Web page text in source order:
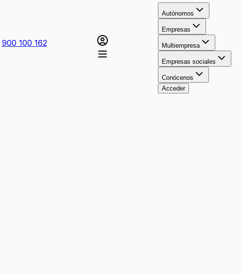
900 100 162
Autónomos
Empresas
Multiempresa
Empresas sociales
Conócenos
Acceder